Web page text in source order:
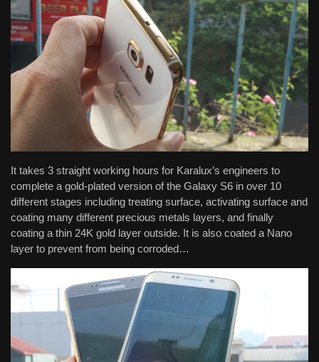
It takes 3 straight working hours for Karalux’s engineers to
complete a gold-plated version of the Galaxy S6 in over 10
different stages including treating surface, activating surface and
coating many different precious metals layers, and finally
coating a thin 24K gold layer outside. It is also coated a Nano
layer to prevent from being corroded…